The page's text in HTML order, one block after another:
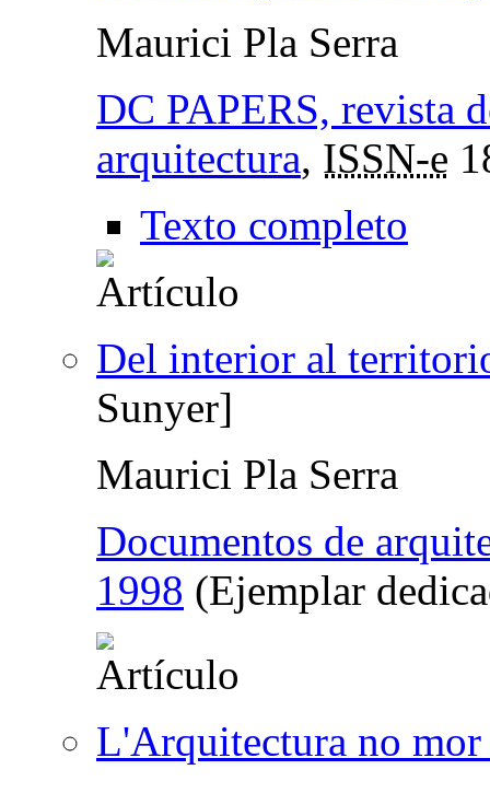
Maurici Pla Serra
DC PAPERS, revista
arquitectura, ISSN-e
Texto completo
Del interior al
Sunyer]
Maurici Pla Serra
Documentos de
1998 (Ejemplar
L'Arquitectura no